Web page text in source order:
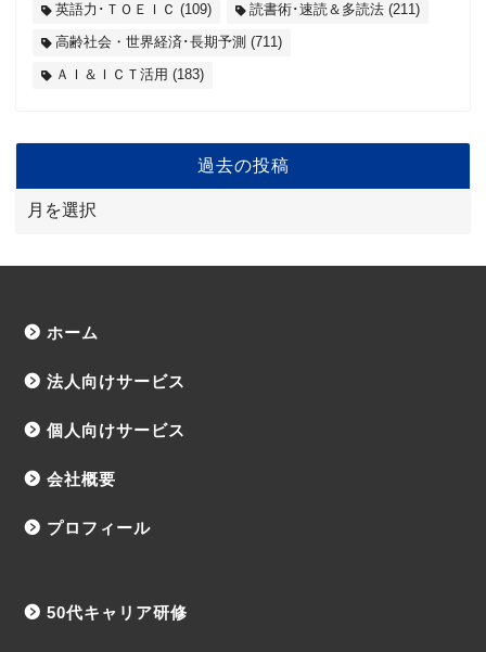
英語力･ＴＯＥＩＣ (109) 読書術･速読＆多読法 (211)
高齢社会・世界経済･長期予測 (711)
ＡＩ＆ＩＣＴ活用 (183)
過去の投稿
ホーム
法人向けサービス
個人向けサービス
会社概要
プロフィール
50代キャリア研修